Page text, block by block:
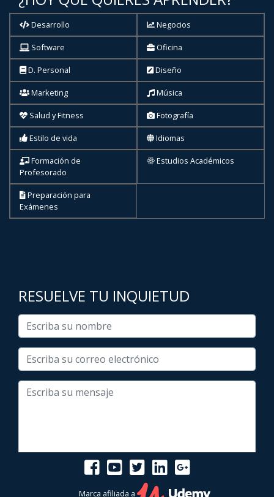
Marca afiliada a
Desarrollo Negocios
Software Oficina
D. Personal Diseño
Marketing Música
Salud y Fitness Fotografía
Estilo de vida Idiomas
Formación de
Profesorado
Estudios Académicos
Preparación para
Exámenes
RESUELVE TU INQUIETUD